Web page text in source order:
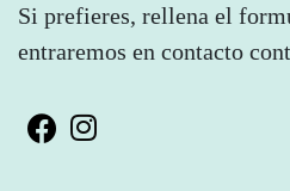
Si prefieres, rellena el
entraremos en contacto